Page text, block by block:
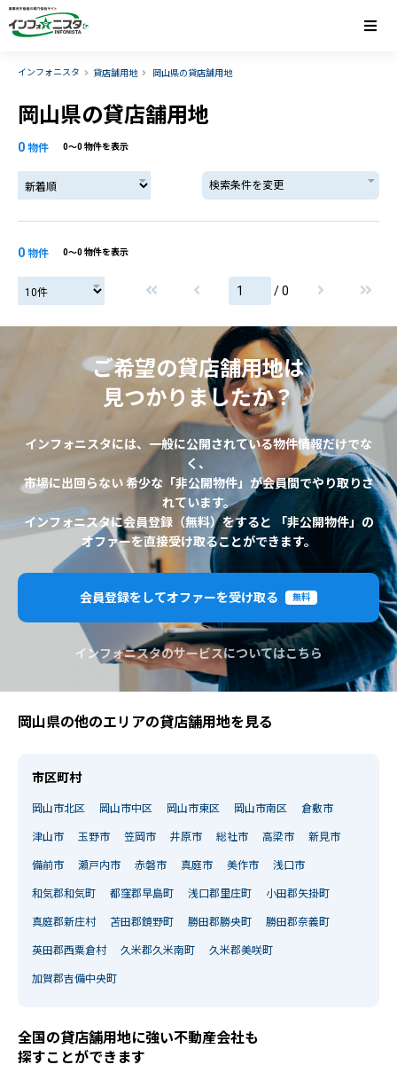
インフォニスタ 貸店舗用地 岡山県の貸店舗用地
岡山県の貸店舗用地
0 物件 0〜0 物件を表示
検索条件を変更
0 物件 0〜0 物件を表示
/ 0
ご希望の貸店舗用地は
見つかりましたか？
インフォニスタには、一般に公開されている物件情報だけでな
く、
市場に出回らない 希少な「非公開物件」が会員間でやり取りさ
れています。
インフォニスタに会員登録（無料）をすると 「非公開物件」の
オファーを直接受け取ることができます。
会員登録をしてオファーを受け取る 無料
インフォニスタのサービスについてはこちら
岡山県の他のエリアの貸店舗用地を見る
市区町村
岡山市北区 岡山市中区 岡山市東区 岡山市南区 倉敷市
津山市 玉野市 笠岡市 井原市 総社市 高梁市 新見市
備前市 瀬戸内市 赤磐市 真庭市 美作市 浅口市
和気郡和気町 都窪郡早島町 浅口郡里庄町 小田郡矢掛町
真庭郡新庄村 苫田郡鏡野町 勝田郡勝央町 勝田郡奈義町
英田郡西粟倉村 久米郡久米南町 久米郡美咲町
加賀郡吉備中央町
全国の貸店舗用地に強い不動産会社も
探すことができます